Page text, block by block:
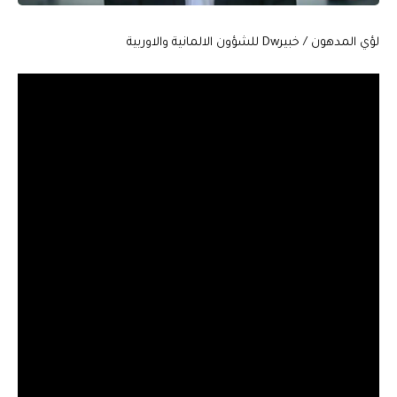
لؤي المدهون / خبيرDw للشؤون الالمانية والاوربية